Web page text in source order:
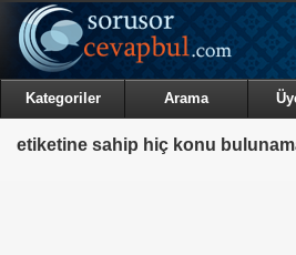
Kategoriler Arama
etiketine sahip hiç konu